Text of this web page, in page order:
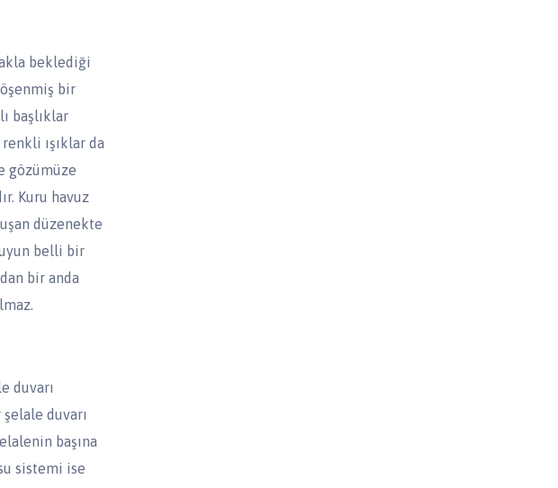
beklediği
bir
başlıklar
ışıklar da
gözümüze
Kuru havuz
düzenekte
belli bir
bir anda
duvarı
duvarı
başına
sistemi ise